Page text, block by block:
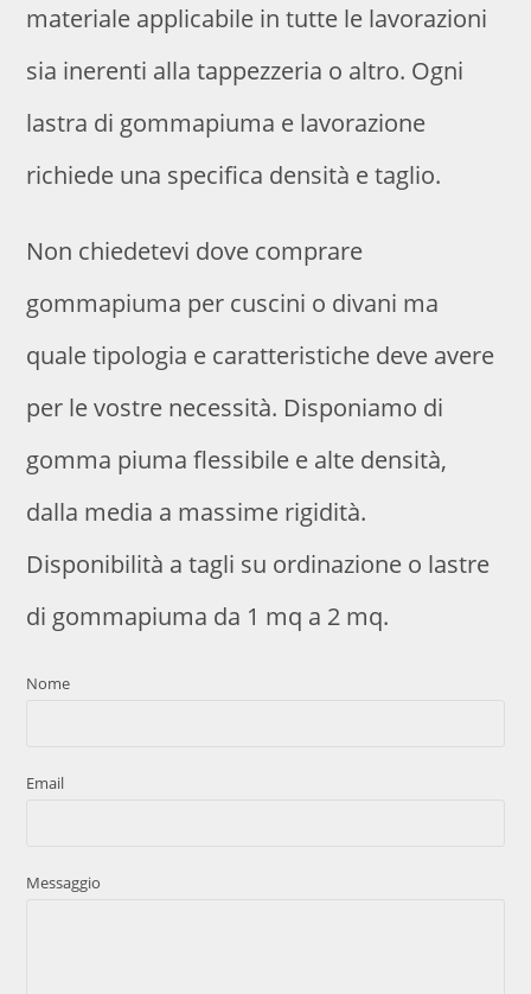
materiale applicabile in tutte le lavorazioni
sia inerenti alla tappezzeria o altro. Ogni
lastra di gommapiuma e lavorazione
richiede una specifica densità e taglio.
Non chiedetevi dove comprare
gommapiuma per cuscini o divani ma
quale tipologia e caratteristiche deve avere
per le vostre necessità. Disponiamo di
gomma piuma flessibile e alte densità,
dalla media a massime rigidità.
Disponibilità a tagli su ordinazione o lastre
di gommapiuma da 1 mq a 2 mq.
Nome
Email
Messaggio